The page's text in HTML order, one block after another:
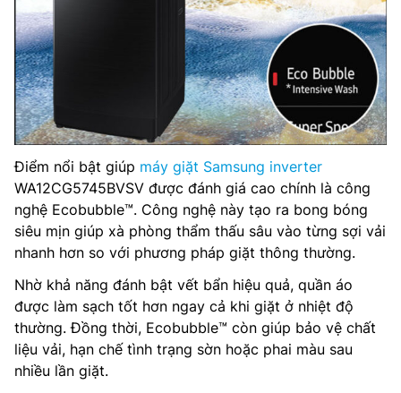
Điểm nổi bật giúp máy giặt Samsung inverter
WA12CG5745BVSV được đánh giá cao chính là công
nghệ Ecobubble™. Công nghệ này tạo ra bong bóng
siêu mịn giúp xà phòng thẩm thấu sâu vào từng sợi vải
nhanh hơn so với phương pháp giặt thông thường.
Nhờ khả năng đánh bật vết bẩn hiệu quả, quần áo
được làm sạch tốt hơn ngay cả khi giặt ở nhiệt độ
thường. Đồng thời, Ecobubble™ còn giúp bảo vệ chất
liệu vải, hạn chế tình trạng sờn hoặc phai màu sau
nhiều lần giặt.